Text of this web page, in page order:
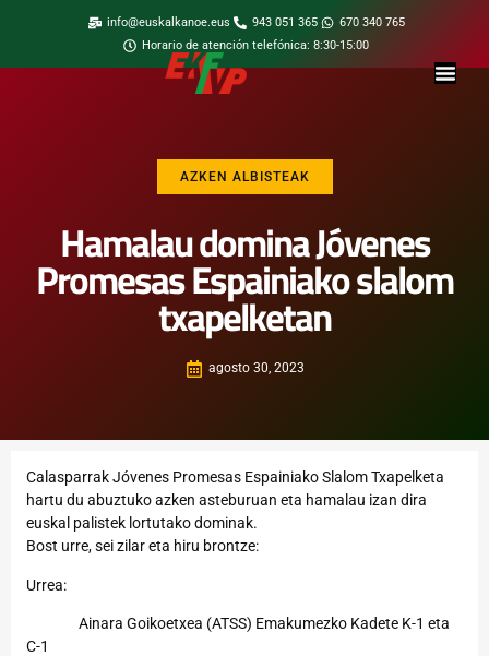
info@euskalkanoe.eus 943 051 365
670 340 765
Horario de atención telefónica: 8:30-15:00
AZKEN ALBISTEAK
Hamalau domina Jóvenes
Promesas Espainiako slalom
txapelketan
agosto 30, 2023
Calasparrak Jóvenes Promesas Espainiako Slalom Txapelketa
hartu du abuztuko azken asteburuan eta hamalau izan dira
euskal palistek lortutako dominak.
Bost urre, sei zilar eta hiru brontze:
Urrea:
Ainara Goikoetxea (ATSS) Emakumezko Kadete K-1 eta
C-1